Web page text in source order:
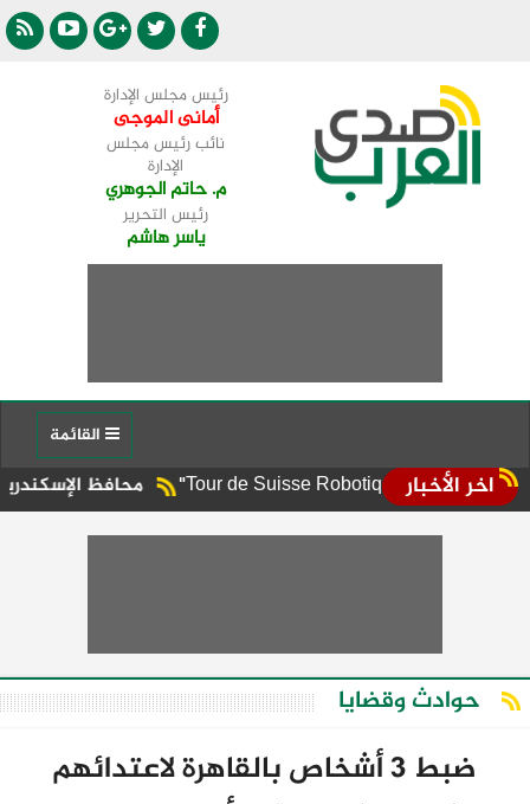
رئيس مجلس الإدارة
أمانى الموجى
نائب رئيس مجلس
الإدارة
م. حاتم الجوهري
رئيس التحرير
ياسر هاشم
اخر الأخبار محافظ الإسكندرية يوجه
حوادث وقضايا
ضبط 3 أشخاص بالقاهرة لاعتدائهم